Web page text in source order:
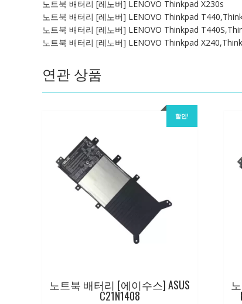
노트북 배터리 [레노버] LENOVO Thinkpad X230s
노트북 배터리 [레노버] LENOVO Thinkpad
노트북 배터리 [레노버] LENOVO Thinkpad
노트북 배터리 [레노버] LENOVO Thinkpad
연관 상품
할인!
노트북 배터리 [에이수스] ASUS
C21N1408